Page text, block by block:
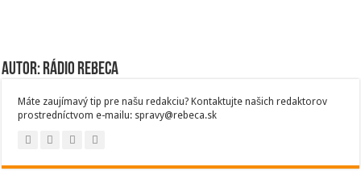
Autor: Rádio Rebeca
Máte zaujímavý tip pre našu redakciu? Kontaktujte našich redaktorov
prostredníctvom e-mailu: spravy@rebeca.sk